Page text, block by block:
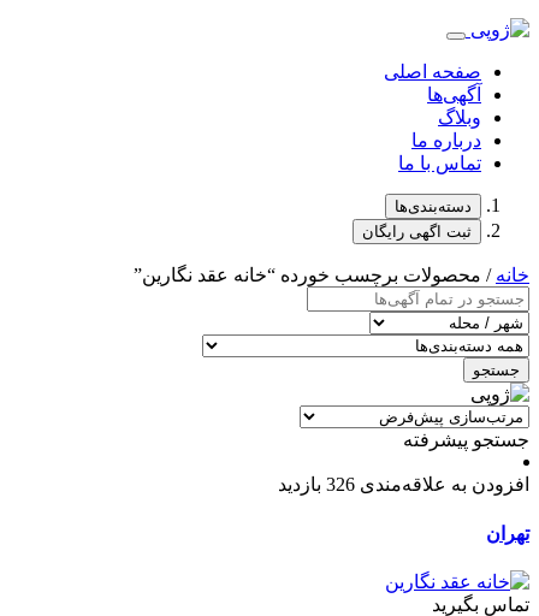
صفحه اصلی
آگهی‌ها
وبلاگ
درباره ما
تماس با ما
دسته‌بندی‌ها
ثبت اگهی رایگان
خانه / محصولات برچسب خورده “خانه عقد نگارین”
جستجو
جستجو پیشرفته
افزودن به علاقه‌مندی 326 بازدید
تهران
تماس بگیرید